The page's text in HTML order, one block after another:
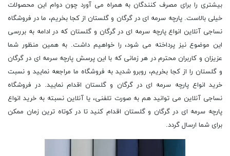
بیشتری را برای مصرف کنندگان به همراه می آورد چون دوام این محصولات
خیلی بالاست. پارچه سرمه ای در گرگان و گلستان از کجا بخریم، ما در فروشگاه
نساجی آنلاین انواع پارچه سرمه ای در گرگان و گلستان که در ادامه به بررسی
این موضوع نیز پرداخته می شود، را خواهیم داشت. به همین منظور شما
عزیزان و کاربران محترم در هر زمانی که با این پرسش پارچه سرمه ای در گرگان
و گلستان را از کجا بخریم، روبرو شدید به فروشگاه ما مراجعه نمایید و نسبت
خرید انواع پارچه سرمه ای در گرگان و گلستان اقدام نمایید. در فروشگاه
نساجی آنلاین می توانید هم به صورت تلفنی، یا آنلاین نسبته به خرید انواع
پارچه سرمه ای در گرگان و گلستان اقدام کنید تا در کوتاه ترین زمان ممکن
برای شما ارسال گردد.